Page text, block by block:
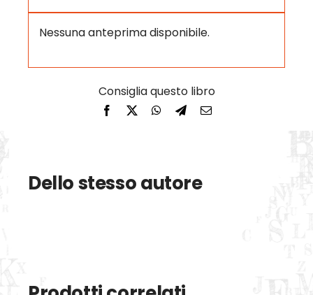
Nessuna anteprima disponibile.
Dello stesso autore